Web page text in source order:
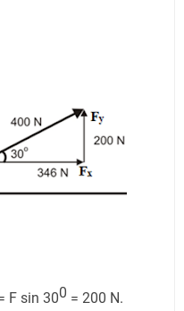
F sin 300 = 200 N.